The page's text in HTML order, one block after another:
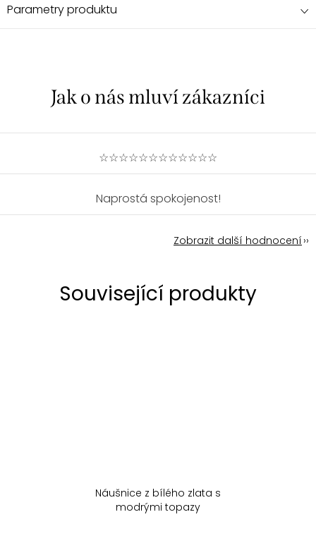
Parametry produktu
☆☆☆☆☆☆☆☆☆☆☆☆
Naprostá spokojenost!
Zobrazit další hodnocení
Související produkty
Náušnice z bílého zlata s
modrými topazy